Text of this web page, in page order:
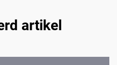
artikel